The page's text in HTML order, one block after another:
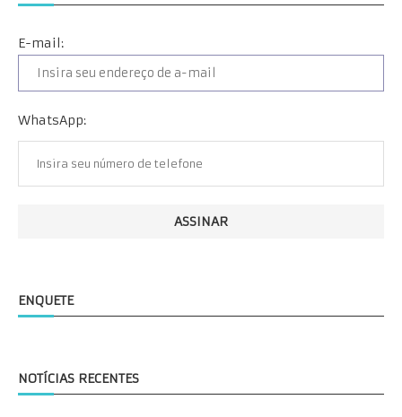
E-mail:
WhatsApp:
ENQUETE
NOTÍCIAS RECENTES